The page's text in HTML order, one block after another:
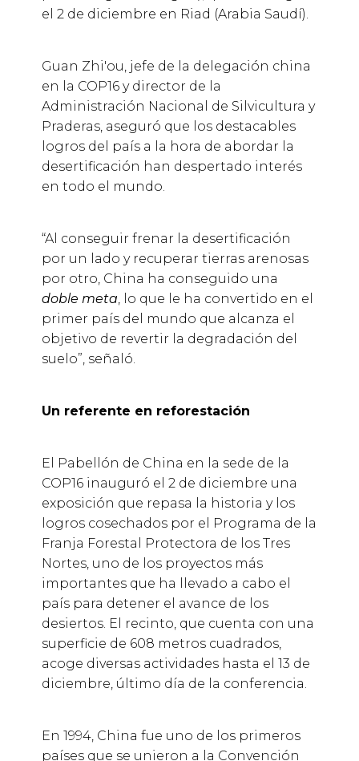
el 2 de diciembre en Riad (Arabia Saudí).
Guan Zhi'ou, jefe de la delegación china
en la COP16 y director de la
Administración Nacional
de Silvicultura y
Praderas, aseguró que los destacables
logros del país a la hora de abordar la
desertificación han despertado interés
en todo el mundo.
“Al conseguir frenar la desertificación
por un lado y recuperar tierras arenosas
por otro, China ha conseguido una
doble meta, lo que le ha convertido en el
primer país del mundo que alcanza el
objetivo de revertir la degradación del
suelo”, señaló.
Un referente en reforestación
El Pabellón de China en la sede de la
COP16 inauguró el 2 de diciembre una
exposición que repasa la historia y los
logros cosechados por el Programa de la
Franja Forestal Protectora de los Tres
Nortes, uno de los proyectos más
importantes que ha llevado a cabo el
país para detener el avance de los
desiertos. El recinto, que cuenta con una
superficie de 608 metros cuadrados,
acoge diversas actividades hasta el 13 de
diciembre, último día de la conferencia.
En 1994, China fue uno de los primeros
países que se unieron a la Convención